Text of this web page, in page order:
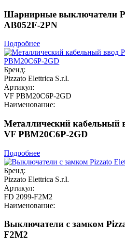
Шарнирные выключатели
AB052F-2PN
Подробнее
Бренд:
Pizzato Elettrica S.r.l.
Артикул:
VF PBM20C6P-2GD
Наименование:
Металлический кабельный
VF PBM20C6P-2GD
Подробнее
Бренд:
Pizzato Elettrica S.r.l.
Артикул:
FD 2099-F2M2
Наименование:
Выключатели с замком
F2M2